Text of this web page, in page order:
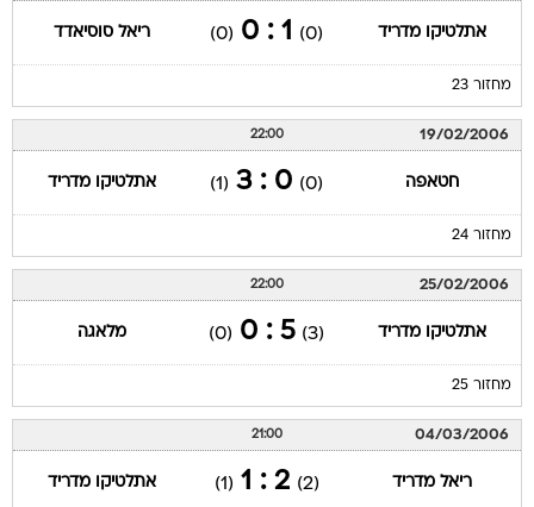
אתלטיקו מדריד (0)
1 : 0
(0) ריאל סוסיאדד
מחזור 23
19/02/2006
22:00
חטאפה (0)
0 : 3
(1) אתלטיקו מדריד
מחזור 24
25/02/2006
22:00
אתלטיקו מדריד (3)
5 : 0
(0) מלאגה
מחזור 25
04/03/2006
21:00
ריאל מדריד (2)
2 : 1
(1) אתלטיקו מדריד